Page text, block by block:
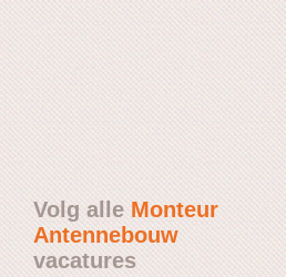
Volg alleMonteur
Antennebouw
vacatures